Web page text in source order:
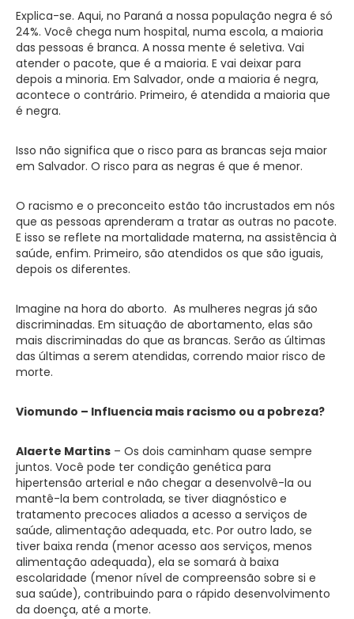
Explica-se. Aqui, no Paraná a nossa população negra é só
24%. Você chega num hospital, numa escola, a maioria
das pessoas é branca. A nossa mente é seletiva. Vai
atender o pacote, que é a maioria. E vai deixar para
depois a minoria. Em Salvador, onde a maioria é negra,
acontece o contrário. Primeiro, é atendida a maioria que
é negra.
Isso não significa que o risco para as brancas seja maior
em Salvador. O risco para as negras é que é menor.
O racismo e o preconceito estão tão incrustados em nós
que as pessoas aprenderam a tratar as outras no pacote.
E isso se reflete na mortalidade materna, na assistência à
saúde, enfim. Primeiro, são atendidos os que são iguais,
depois os diferentes.
Imagine na hora do aborto. As mulheres negras já são
discriminadas. Em situação de abortamento, elas são
mais discriminadas do que as brancas. Serão as últimas
das últimas a serem atendidas, correndo maior risco de
morte.
Viomundo – Influencia mais racismo ou a pobreza?
Alaerte Martins – Os dois caminham quase sempre
juntos. Você pode ter condição genética para
hipertensão arterial e não chegar a desenvolvê-la ou
mantê-la bem controlada, se tiver diagnóstico e
tratamento precoces aliados a acesso a serviços de
saúde, alimentação adequada, etc. Por outro lado, se
tiver baixa renda (menor acesso aos serviços, menos
alimentação adequada), ela se somará à baixa
escolaridade (menor nível de compreensão sobre si e
sua saúde), contribuindo para o rápido desenvolvimento
da doença, até a morte.